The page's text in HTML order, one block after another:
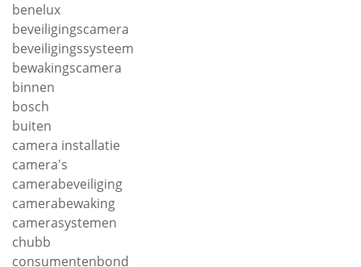
benelux
beveiligingscamera
beveiligingssysteem
bewakingscamera
binnen
bosch
buiten
camera installatie
camera's
camerabeveiliging
camerabewaking
camerasystemen
chubb
consumentenbond